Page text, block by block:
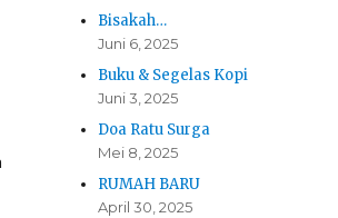
Bisakah…
Juni 6, 2025
Buku & Segelas Kopi
Juni 3, 2025
Doa Ratu Surga
Mei 8, 2025
RUMAH BARU
April 30, 2025